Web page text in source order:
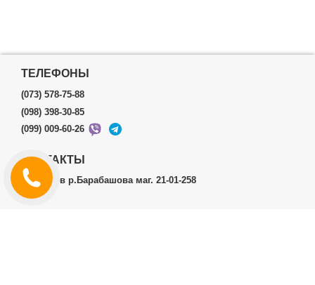
ТЕЛЕФОНЫ
(073) 578-75-88
(098) 398-30-85
(099) 009-60-26
КОНТАКТЫ
г.Харьков р.Барабашова маг. 21-01-258